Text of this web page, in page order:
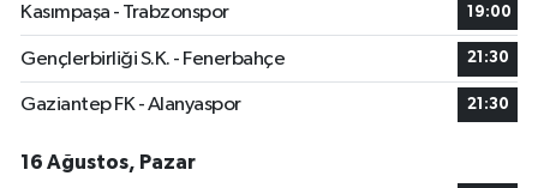
Kasımpaşa - Trabzonspor 19:00
Gençlerbirliği S.K. - Fenerbahçe 21:30
Gaziantep FK - Alanyaspor 21:30
16 Ağustos, Pazar